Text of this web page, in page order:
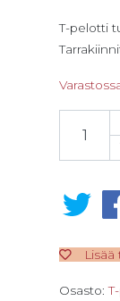
T-pelotti
Bergal
Lisää
Osasto: